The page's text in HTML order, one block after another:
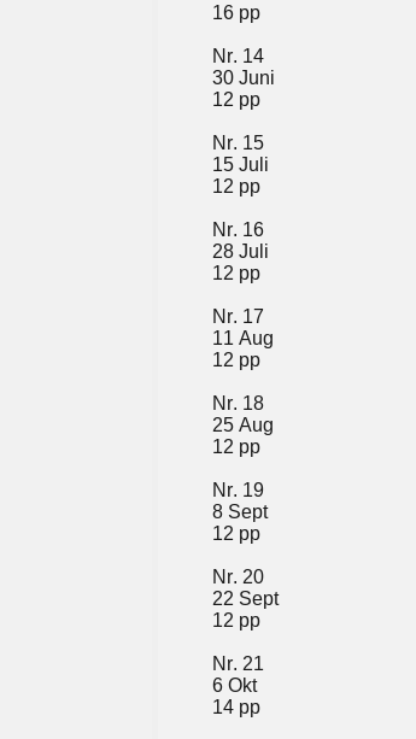
16 pp
Nr. 14
30 Juni
12 pp
Nr. 15
15 Juli
12 pp
Nr. 16
28 Juli
12 pp
Nr. 17
11 Aug
12 pp
Nr. 18
25 Aug
12 pp
Nr. 19
8 Sept
12 pp
Nr. 20
22 Sept
12 pp
Nr. 21
6 Okt
14 pp